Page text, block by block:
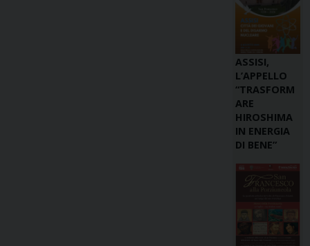
ASSISI,
L’APPELLO
“TRASFORM
ARE
HIROSHIMA
IN ENERGIA
DI BENE”